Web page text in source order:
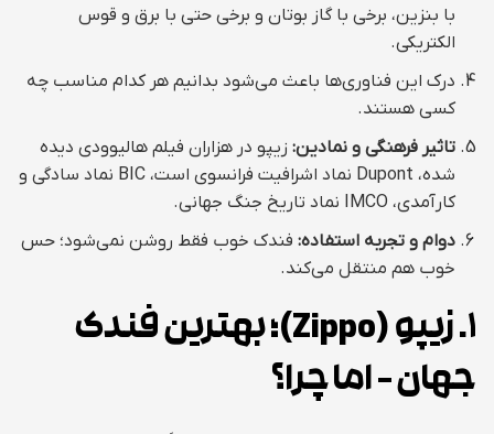
با بنزین، برخی با گاز بوتان و برخی حتی با برق و قوس
الکتریکی.
درک این فناوری‌ها باعث می‌شود بدانیم هر کدام مناسب چه
کسی هستند.
تاثیر فرهنگی و نمادین: زیپو در هزاران فیلم هالیوودی دیده
شده، Dupont نماد اشرافیت فرانسوی است، BIC نماد سادگی و
کارآمدی، IMCO نماد تاریخ جنگ جهانی.
دوام و تجربه استفاده: فندک خوب فقط روشن نمی‌شود؛ حس
خوب هم منتقل می‌کند.
1. زیپو (Zippo)
؛ بهترین فندک
جهان – اما چرا؟